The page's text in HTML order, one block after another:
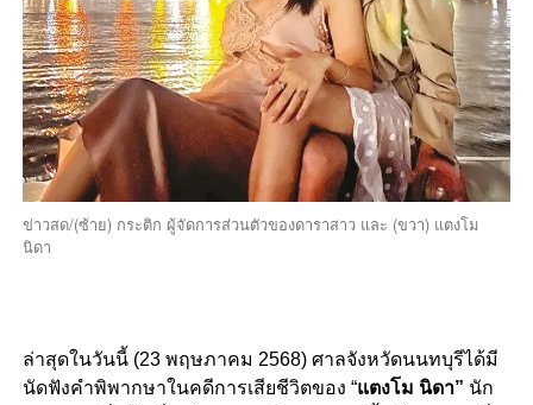
ข่าวสด/(ซ้าย) กระติก ผู้จัดการส่วนตัวของดาราสาว และ (ขวา) แตงโม
นิดา
ล่าสุดในวันนี้ (23 พฤษภาคม 2568) ศาลจังหวัดนนทบุรีได้มี
นัดฟังคำพิพากษาในคดีการเสียชีวิตของ “แตงโม นิดา” นัก